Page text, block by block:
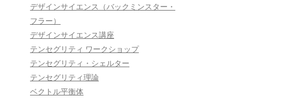
デザインサイエンス（バックミンスター・
フラー）
デザインサイエンス講座
テンセグリティ ワークショップ
テンセグリティ・シェルター
テンセグリティ理論
ベクトル平衡体